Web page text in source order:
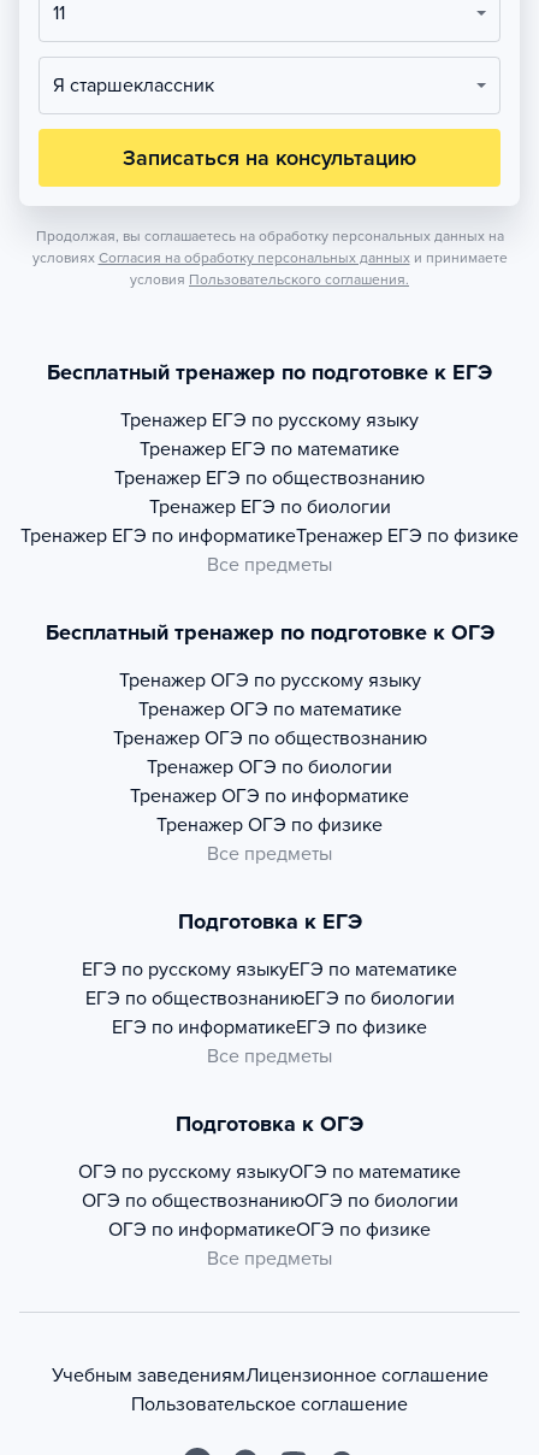
11
Я старшеклассник
Записаться на консультацию
Продолжая, вы соглашаетесь на обработку персональных данных на
условиях Согласия на обработку персональных данных и принимаете
условия Пользовательского соглашения.
Бесплатный тренажер по подготовке к ЕГЭ
Тренажер ЕГЭ по русскому языку
Тренажер ЕГЭ по математике
Тренажер ЕГЭ по обществознанию
Тренажер ЕГЭ по биологии
Тренажер ЕГЭ по информатикеТренажер ЕГЭ по физике
Все предметы
Бесплатный тренажер по подготовке к ОГЭ
Тренажер ОГЭ по русскому языку
Тренажер ОГЭ по математике
Тренажер ОГЭ по обществознанию
Тренажер ОГЭ по биологии
Тренажер ОГЭ по информатике
Тренажер ОГЭ по физике
Все предметы
Подготовка к ЕГЭ
ЕГЭ по русскому языкуЕГЭ по математике
ЕГЭ по обществознаниюЕГЭ по биологии
ЕГЭ по информатикеЕГЭ по физике
Все предметы
Подготовка к ОГЭ
ОГЭ по русскому языкуОГЭ по математике
ОГЭ по обществознаниюОГЭ по биологии
ОГЭ по информатикеОГЭ по физике
Все предметы
Учебным заведениямЛицензионное соглашение
Пользовательское соглашение